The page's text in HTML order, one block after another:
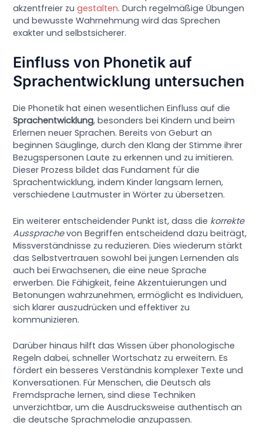
akzentfreier zugestalten. Durch regelmäßige Übungen
und bewusste Wahrnehmung wird das Sprechen
exakter und selbstsicherer.
Einfluss von Phonetik auf
Sprachentwicklung untersuchen
Die Phonetik hat einen wesentlichen Einfluss auf die
Sprachentwicklung, besonders bei Kindern und beim
Erlernen neuer Sprachen. Bereits von Geburt an
beginnen Säuglinge, durch den Klang der Stimme ihrer
Bezugspersonen Laute zu erkennen und zu imitieren.
Dieser Prozess bildet das Fundament für die
Sprachentwicklung, indem Kinder langsam lernen,
verschiedene Lautmuster in Wörter zu übersetzen.
Ein weiterer entscheidender Punkt ist, dass die korrekte
Aussprachevon Begriffen entscheidend dazu beiträgt,
Missverständnisse zu reduzieren. Dies wiederum stärkt
das Selbstvertrauen sowohl bei jungen Lernenden als
auch bei Erwachsenen, die eine neue Sprache
erwerben. Die Fähigkeit, feine Akzentuierungen und
Betonungen wahrzunehmen, ermöglicht es Individuen,
sich klarer auszudrücken und effektiver zu
kommunizieren.
Darüber hinaus hilft das Wissen über phonologische
Regeln dabei, schneller Wortschatz zu erweitern. Es
fördert ein besseres Verständnis komplexer Texte und
Konversationen. Für Menschen, die Deutsch als
Fremdsprache lernen, sind diese Techniken
unverzichtbar, um die Ausdrucksweise authentisch an
die deutsche Sprachmelodie anzupassen.